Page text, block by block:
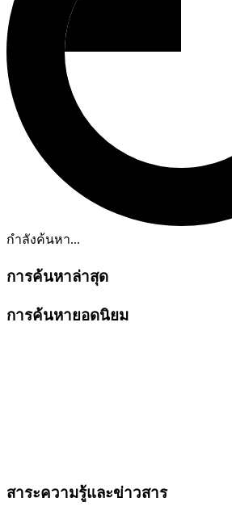
กำลังค้นหา...
การค้นหาล่าสุด
การค้นหายอดนิยม
สาระความรู้และข่าวสาร